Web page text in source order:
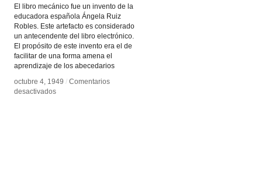
El libro mecánico fue un invento de la
educadora española Ángela Ruiz
Robles. Este artefacto es considerado
un antecendente del libro electrónico.
El propósito de este invento era el de
facilitar de una forma amena el
aprendizaje de los abecedarios
octubre 4, 1949 / Comentarios
desactivadosen
octubre 4, 1949 / Comentarios
desactivadosen